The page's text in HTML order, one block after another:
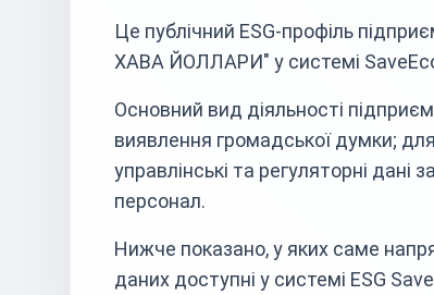
Це публічний ESG-профіль
ХАВА ЙОЛЛАРИ" у системі
Основний вид діяльності
виявлення громадської думки; для
управлінські та регуляторні
персонал.
Нижче показано, у яких саме
даних доступні у системі ESG